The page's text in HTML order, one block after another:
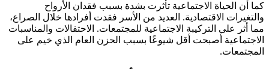
كما أن الحياة الاجتماعية تأثرت بشدة بسبب فقدان الأرواح
والتغيرات الاقتصادية. العديد من الأسر فقدت أفرادها خلال الصراع،
مما أثر على التركيبة الاجتماعية للمجتمعات. الاحتفالات والمناسبات
الاجتماعية أصبحت أقل شيوعًا بسبب الحزن العام الذي خيم على
المجتمعات.